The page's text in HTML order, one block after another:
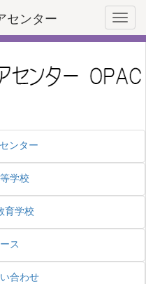
ンター
ンター
学校
育学校
ス
合わせ